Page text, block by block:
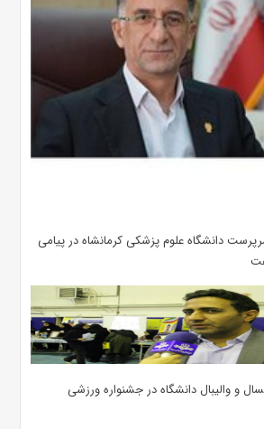
دانشگاه علوم پزشکی کرمانشاه در پیامی
و والیبال دانشگاه در جشنواره ورزشی